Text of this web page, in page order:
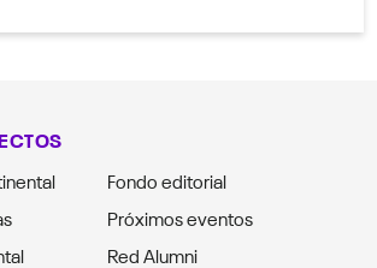
Fondo editorial
Próximos eventos
Red Alumni